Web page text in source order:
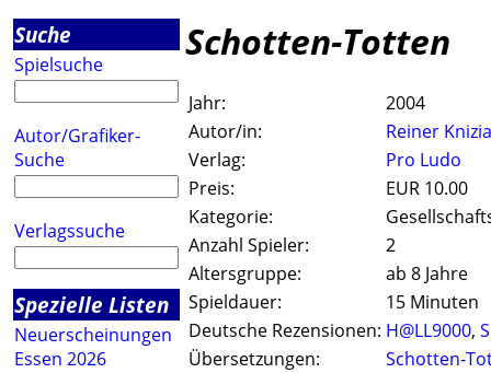
Suche
Spielsuche
Autor/Grafiker-
Suche
Verlagssuche
Spezielle Listen
Neuerscheinungen
Essen 2026
Schotten-Totten
Jahr:
2004
Autor/in:
Reiner Knizia
Verlag:
Pro Ludo
Preis:
EUR 10.00
Kategorie:
Anzahl Spieler:
2
Altersgruppe:
ab 8 Jahre
Spieldauer:
15 Minuten
Deutsche Rezensionen: H@LL9000,
Übersetzungen:
Schotten-